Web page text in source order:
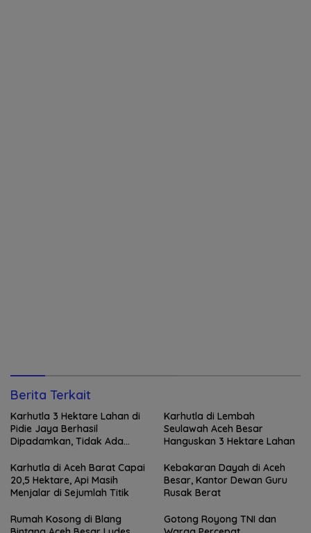
Berita Terkait
Karhutla 3 Hektare Lahan di
Pidie Jaya Berhasil
Dipadamkan, Tidak Ada
Karhutla di Lembah
Seulawah Aceh Besar
Hanguskan 3 Hektare Lahan
Karhutla di Aceh Barat Capai
20,5 Hektare, Api Masih
Menjalar di Sejumlah Titik
Kebakaran Dayah di Aceh
Besar, Kantor Dewan Guru
Rusak Berat
Rumah Kosong di Blang
Gotong Royong TNI dan